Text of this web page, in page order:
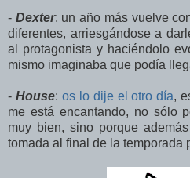
- Dexter: un año más vuelve
diferentes, arriesgándose a
al protagonista y haciéndolo
mismo imaginaba que podía
- House: os lo dije el otro día,
me está encantando, no sólo
muy bien, sino porque
tomada al final de la temporada